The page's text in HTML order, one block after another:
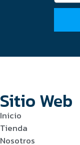
Sitio Web
Inicio
Tienda
Nosotros